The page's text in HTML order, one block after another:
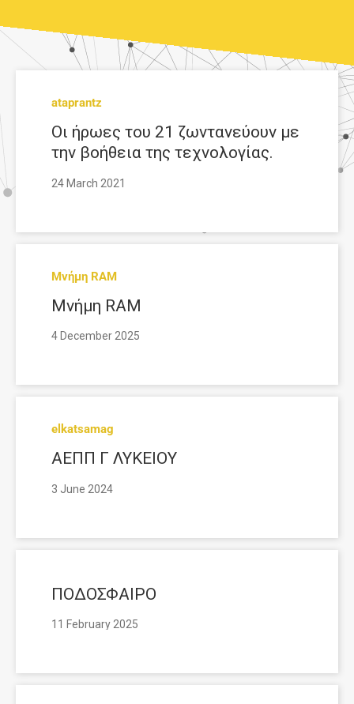
ataprantz
Οι ήρωες του 21 ζωντανεύουν με
την βοήθεια της τεχνολογίας.
24 March 2021
Μνήμη RAM
Μνήμη RAM
4 December 2025
elkatsamag
ΑΕΠΠ Γ ΛΥΚΕΙΟΥ
3 June 2024
ΠΟΔΟΣΦΑΙΡΟ
11 February 2025